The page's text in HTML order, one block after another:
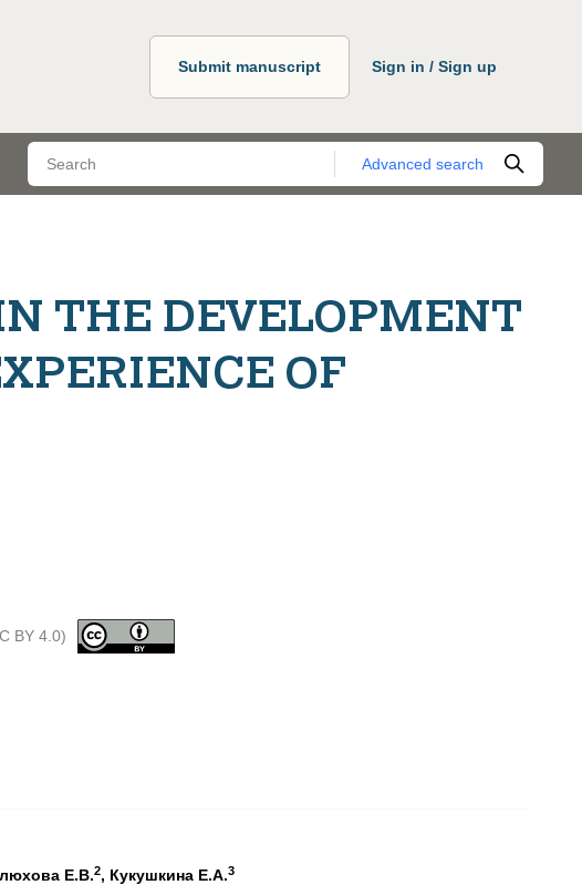
Submit manuscript Sign in / Sign up
Advanced search
THE DEVELOPMENT
OF
BY 4.0)
Е.В.2, Кукушкина Е.А.3